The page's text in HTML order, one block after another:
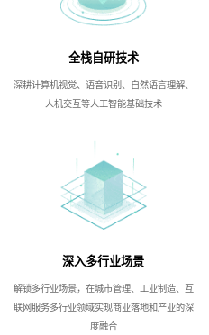
全栈自研技术
深耕计算机视觉、语音识别、自然语言理解、
人机交互等人工智能基础技术
深入多行业场景
解锁多行业场景，在城市管理、工业制造、互
联网服务多行业领域实现商业落地和产业的深
度融合